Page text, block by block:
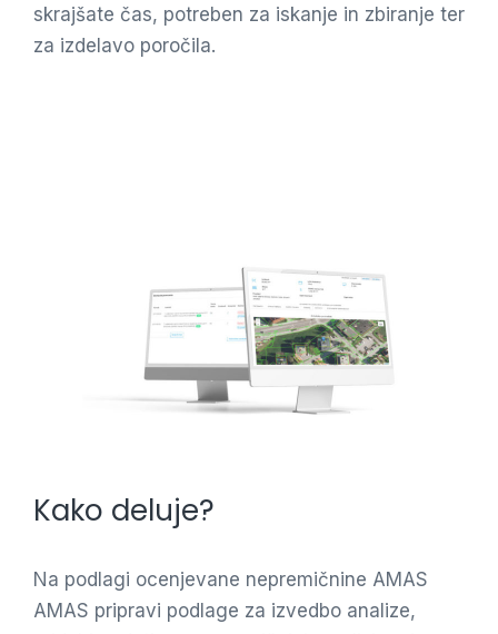
skrajšate čas, potreben za iskanje in zbiranje ter
za izdelavo poročila.
Kako deluje?
Na podlagi ocenjevane nepremičnine AMAS
AMAS pripravi podlage za izvedbo analize,